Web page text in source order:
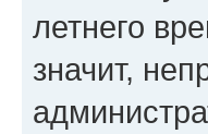
летнего
значит,